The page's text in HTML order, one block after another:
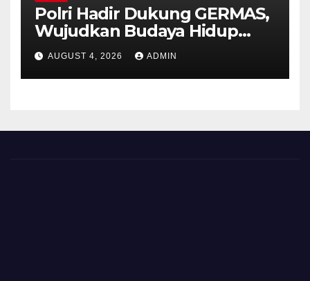
Polri Hadir Dukung GERMAS,
Wujudkan Budaya Hidup
Sehat di Kecamatan Pabelan
AUGUST 4, 2026 ADMIN